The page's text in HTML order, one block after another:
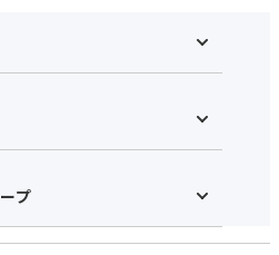
ー 栄HOME
間
れ
案内
HOME
ーとは
特典
プ